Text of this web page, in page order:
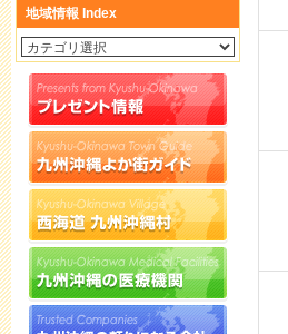
地域情報 Index